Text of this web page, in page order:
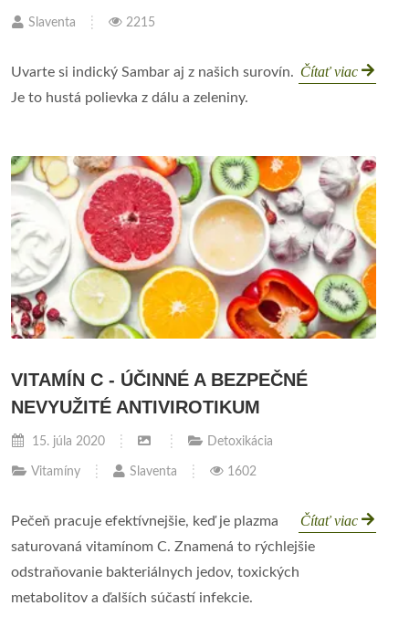
Slaventa 2215
Čítať viac
Uvarte si indický Sambar aj z našich surovín.
Je to hustá polievka z dálu a zeleniny.
VITAMÍN C - ÚČINNÉ A BEZPEČNÉ
NEVYUŽITÉ ANTIVIROTIKUM
15. júla 2020 Detoxikácia
Vitamíny Slaventa 1602
Čítať viac
Pečeň pracuje efektívnejšie, keď je plazma
saturovaná vitamínom C. Znamená to rýchlejšie
odstraňovanie bakteriálnych jedov, toxických
metabolitov a ďalších súčastí infekcie.